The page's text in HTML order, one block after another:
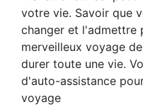
votre vie. Savoir que
changer et l'admettre
merveilleux voyage
durer toute une vie.
d'auto-assistance
voyage